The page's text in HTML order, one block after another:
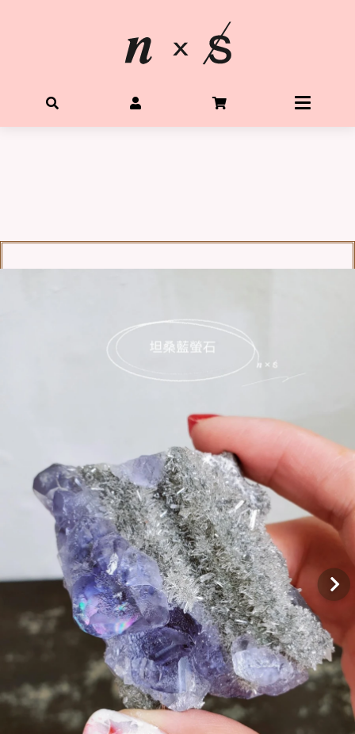
體驗Diy水晶手鍊